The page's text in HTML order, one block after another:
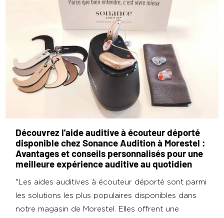
Découvrez l'aide auditive à écouteur déporté
disponible chez Sonance Audition à Morestel :
Avantages et conseils personnalisés pour une
meilleure expérience auditive au quotidien
"Les aides auditives à écouteur déporté sont parmi
les solutions les plus populaires disponibles dans
notre magasin de Morestel. Elles offrent une